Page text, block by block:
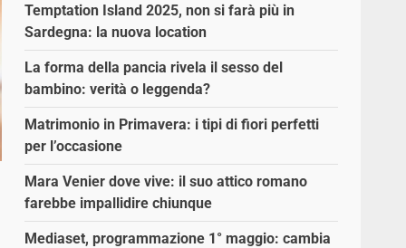
Temptation Island 2025, non si farà più in
Sardegna: la nuova location
La forma della pancia rivela il sesso del
bambino: verità o leggenda?
Matrimonio in Primavera: i tipi di fiori perfetti
per l’occasione
Mara Venier dove vive: il suo attico romano
farebbe impallidire chiunque
Mediaset, programmazione 1° maggio: cambia